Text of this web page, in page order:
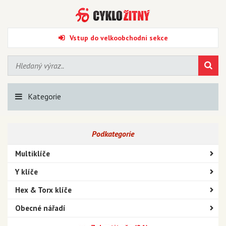
Vstup do velkoobchodní sekce
Kategorie
Podkategorie
Multiklíče
Y klíče
Hex & Torx klíče
Obecné nářadí